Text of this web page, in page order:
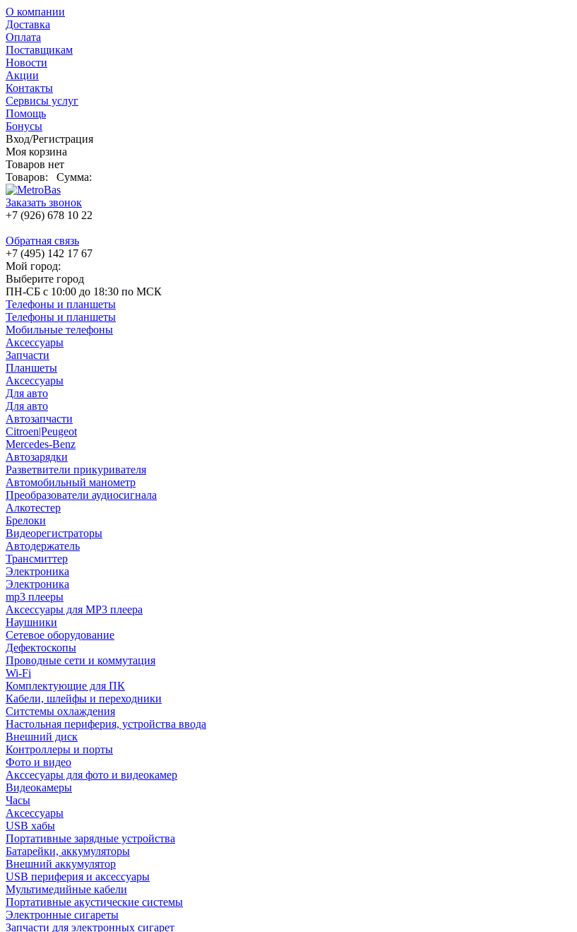
О компании
Доставка
Оплата
Поставщикам
Новости
Акции
Контакты
Сервисы услуг
Помощь
Бонусы
Вход/Регистрация
Моя корзина
Товаров нет
Товаров:
Сумма:
Заказать звонок
+7 (926) 678 10 22
Обратная связь
+7 (495) 142 17 67
Мой город:
Выберите город
ПН-СБ с 10:00 до 18:30 по МСК
Телефоны и планшеты
Телефоны и планшеты
Мобильные телефоны
Аксессуары
Запчасти
Планшеты
Аксессуары
Для авто
Для авто
Автозапчасти
Citroen|Peugeot
Mercedes-Benz
Автозарядки
Разветвители прикуривателя
Автомобильный манометр
Преобразователи аудиосигнала
Алкотестер
Брелоки
Видеорегистраторы
Автодержатель
Трансмиттер
Электроника
Электроника
mp3 плееры
Аксессуары для MP3 плеера
Наушники
Сетевое оборудование
Дефектоскопы
Проводные сети и коммутация
Wi-Fi
Комплектующие для ПК
Кабели, шлейфы и переходники
Ситстемы охлаждения
Настольная периферия, устройства ввода
Внешний диск
Контроллеры и порты
Фото и видео
Акссесуары для фото и видеокамер
Видеокамеры
Часы
Аксессуары
USB хабы
Портативные зарядные устройства
Батарейки, аккумуляторы
Внешний аккумулятор
USB периферия и аксессуары
Мультимедийные кабели
Портативные акустические системы
Электронные сигареты
Запчасти для электронных сигарет